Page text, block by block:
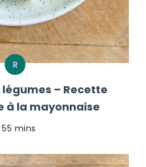
R
– Recette
à la mayonnaise
55 mins